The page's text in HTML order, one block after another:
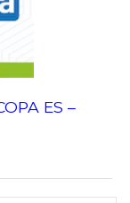
ES –